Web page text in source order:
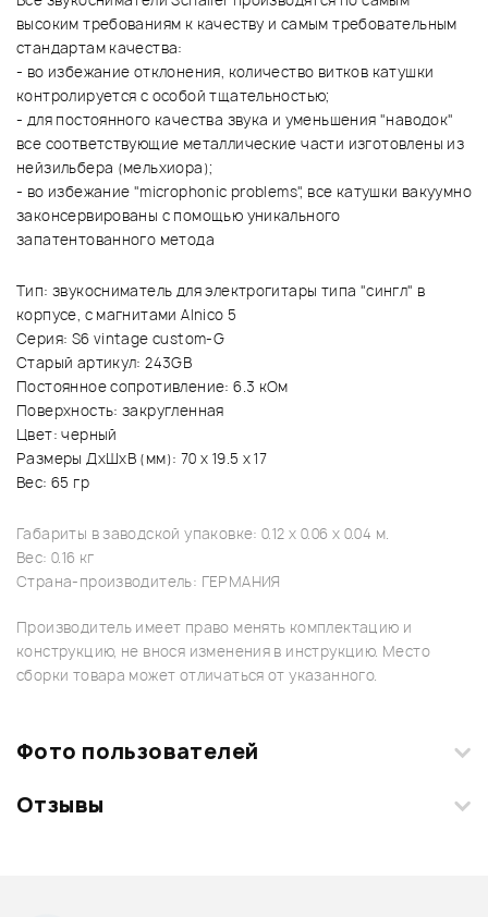
высоким требованиям к качеству и самым требовательным
стандартам качества:
- во избежание отклонения, количество витков катушки
контролируется с особой тщательностью;
- для постоянного качества звука и уменьшения "наводок"
все соответствующие металлические части изготовлены из
нейзильбера (мельхиора);
- во избежание "microphonic problems", все катушки вакуумно
законсервированы с помощью уникального
запатентованного метода
Тип: звукосниматель для электрогитары типа "сингл" в
корпусе, с магнитами Alnico 5
Серия: S6 vintage custom-G
Старый артикул: 243GB
Постоянное сопротивление: 6.3 кОм
Поверхность: закругленная
Цвет: черный
Размеры ДхШхВ (мм): 70 x 19.5 x 17
Вес: 65 гр
Габариты в заводской упаковке: 0.12 x 0.06 x 0.04 м.
Вес: 0.16 кг
Страна-производитель: ГЕРМАНИЯ
Производитель имеет право менять комплектацию и
конструкцию, не внося изменения в инструкцию. Место
сборки товара может отличаться от указанного.
Фото пользователей
Загрузите свои фотографии купленного товара и получите
Отзывы